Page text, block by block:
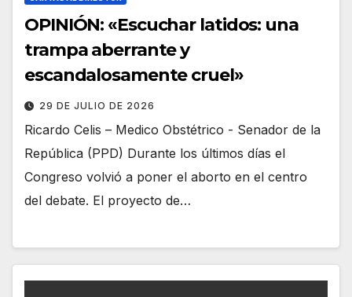
OPINIÓN: «Escuchar latidos: una
trampa aberrante y
escandalosamente cruel»
29 DE JULIO DE 2026
Ricardo Celis – Medico Obstétrico - Senador de la
República (PPD) Durante los últimos días el
Congreso volvió a poner el aborto en el centro
del debate. El proyecto de…